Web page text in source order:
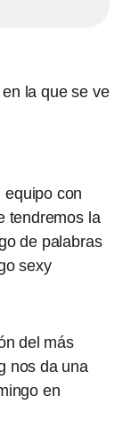
la que se ve
equipo con
tendremos la
de palabras
sexy
del más
nos da una
en